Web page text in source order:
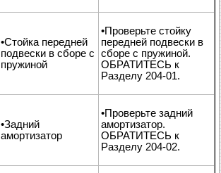
•Стойка передней
подвески в сборе с
пружиной
•Проверьте стойку
передней подвески в
сборе с пружиной.
ОБРАТИТЕСЬ к
Разделу 204-01.
•Задний
амортизатор
•Проверьте задний
амортизатор.
ОБРАТИТЕСЬ к
Разделу 204-02.